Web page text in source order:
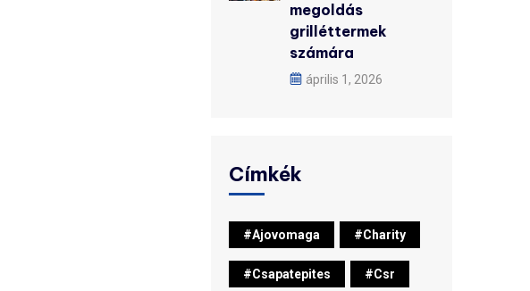
megoldás
grilléttermek
számára
április 1, 2026
Címkék
#ajovomaga #charity
#csapatepites #csr